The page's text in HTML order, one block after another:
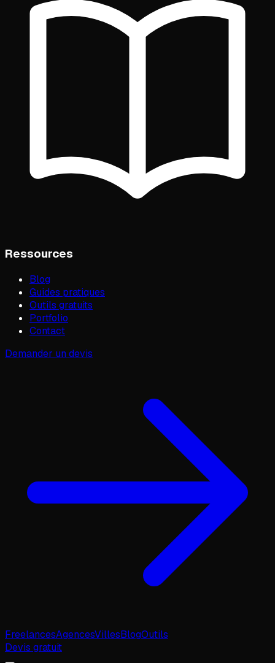
Ressources
Blog
Guides pratiques
Outils gratuits
Portfolio
Contact
Demander un devis
FreelancesAgencesVillesBlogOutils
Devis gratuit